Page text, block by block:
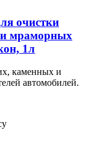
очистки
и мраморных
1л
каменных и
автомобилей.